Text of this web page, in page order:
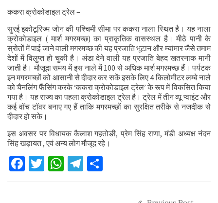
ककरा क्रोकोडाइल ट्रेल –
सुरई इकोटूरिज्म जोन की पश्चिमी सीमा पर ककरा नाला स्थित है। यह नाला
क्रोकोडाइल ( मार्श मगरमच्छ) का प्राकृतिक वासस्थल है। मीठे पानी के
स्रोतों में पाई जाने वाली मगरमच्छ की यह प्रजाति भूटान और म्यांमार जैसे तमाम
देशों में विलुप्त हो चुकी है। अंडा देने वाली यह प्रजाति बेहद खतरनाक मानी
जाती है। मौजूदा समय में इस नाले में 100 से अधिक मार्श मगरमच्छ हैं। पर्यटक
इन मगरमच्छों को आसानी से दीदार कर सकें इसके लिए 4 किलोमीटर लम्बे नाले
को चैनलिंग फैंसिंग करके ‘ककरा क्रोकोडाइल ट्रेल’ के रूप में विकसित किया
गया है। यह राज्य का पहला क्रोकोडाइल ट्रेल है। ट्रेल में तीन व्यू प्वाइंट और
कई वॉच टॉवर बनाए गए हैं ताकि मगरमच्छों का सुरक्षित तरीके से नजदीक से
दीदार हो सके।
इस अवसर पर विधायक कैलाश गहतोङी, प्रेम सिंह राणा, मंडी अध्यक्ष नंदन
सिंह खड़ायत , एवं अन्य लोग मौजूद रहे।
Facebook
Twitter
WhatsApp
Telegram